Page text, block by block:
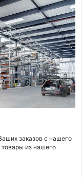
заказов с нашего
товары из нашего